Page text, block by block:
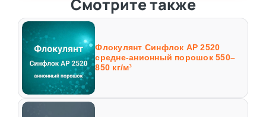
Смотрите также
Флокулянт Синфлок AP 2520
средне-анионный порошок 550–
850 кг/м³